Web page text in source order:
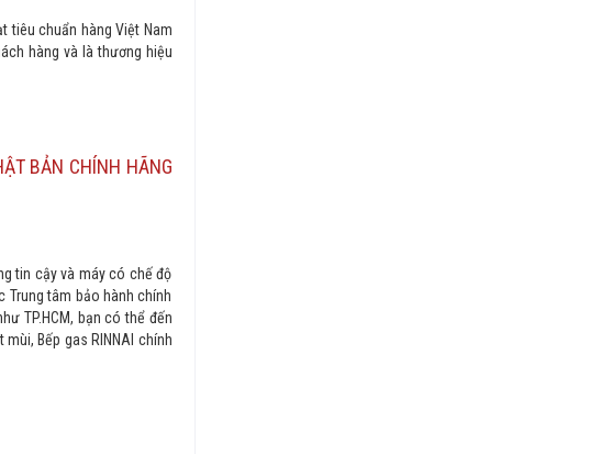
tiêu chuẩn hàng Việt Nam
hàng và là thương hiệu
BẢN CHÍNH HÃNG
tin cậy và máy có chế độ
Trung tâm bảo hành chính
TP.HCM, bạn có thể đến
Bếp gas RINNAI chính